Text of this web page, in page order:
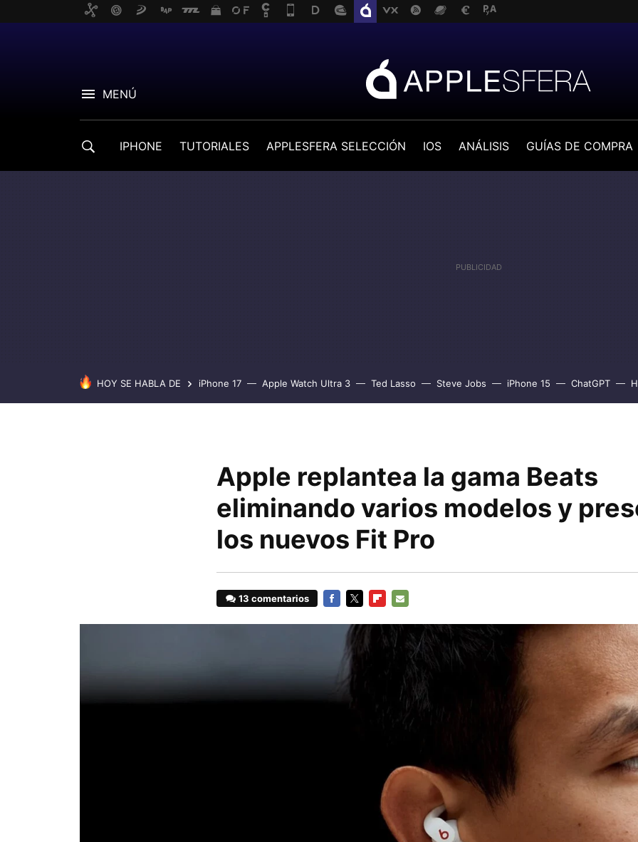
MENÚ
IPHONE TUTORIALES APPLESFERA SELECCIÓN IOS ANÁLISIS GUÍAS DE COMPRA
HOY SE HABLA DE iPhone 17 Apple Watch Ultra 3 Ted Lasso Steve Jobs iPhone 15 ChatGPT
Apple replantea la gama Beats
eliminando varios modelos y
los nuevos Fit Pro
13 comentarios
MAIL